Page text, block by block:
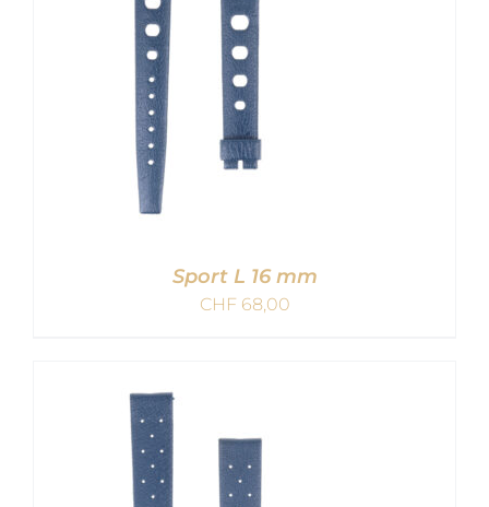
IN DEN WARENKORB
DETAILS
Sport L 16 mm
CHF68,00